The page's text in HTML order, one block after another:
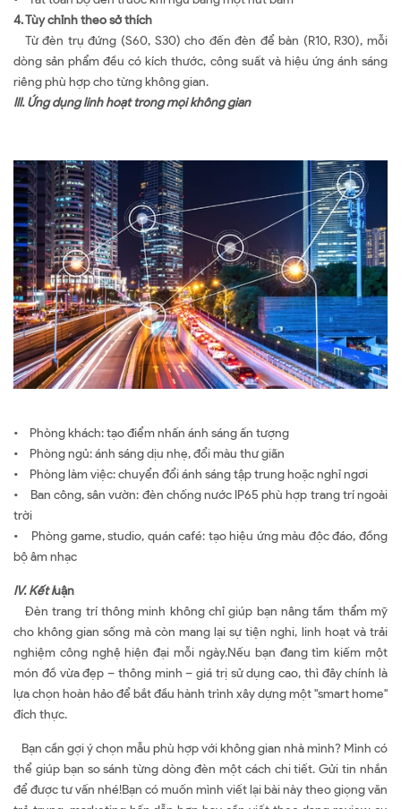
4. Tùy chỉnh theo sở thích
Từ đèn trụ đứng (S60, S30) cho đến đèn để bàn (R10, R30), mỗi
dòng sản phẩm đều có kích thước, công suất và hiệu ứng ánh sáng
riêng phù hợp cho từng không gian.
III.Ứng dụnglinh hoạt trong mọi không gian
• Phòng khách: tạo điểm nhấn ánh sáng ấn tượng
• Phòng ngủ: ánh sáng dịu nhẹ, đổi màu thư giãn
• Phòng làm việc: chuyển đổi ánh sáng tập trung hoặc nghỉ ngơi
• Ban công, sân vườn: đèn chống nước IP65 phù hợp trang trí ngoài
trời
• Phòng game, studio, quán café: tạo hiệu ứng màu độc đáo, đồng
bộ âm nhạc
IV. Kết luận
Đèn trang trí thông minh không chỉ giúp bạn nâng tầm thẩm mỹ
cho không gian sống mà còn mang lại sự tiện nghi, linh hoạt và trải
nghiệm công nghệ hiện đại mỗi ngày.Nếu bạn đang tìm kiếm một
món đồ vừa đẹp – thông minh – giá trị sử dụng cao, thì đây chính là
lựa chọn hoàn hảo để bắt đầu hành trình xây dựng một "smart home"
đích thực.
Bạn cần gợi ý chọn mẫu phù hợp với không gian nhà mình? Mình có
thể giúp bạn so sánh từng dòng đèn một cách chi tiết. Gửi tin nhắn
để được tư vấn nhé!Bạn có muốn mình viết lại bài này theo giọng văn